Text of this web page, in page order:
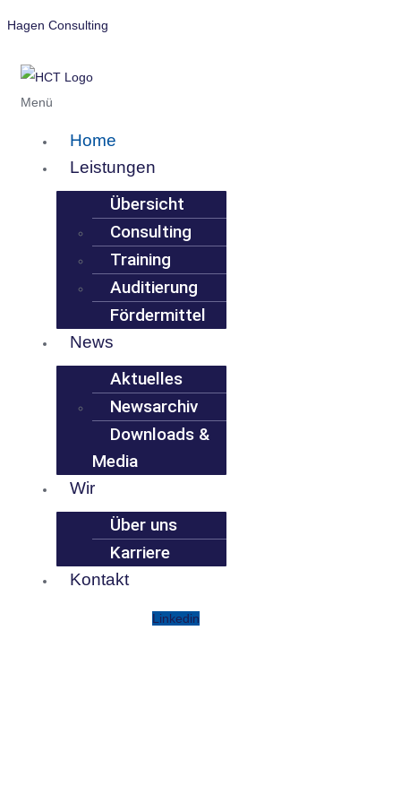
Hagen Consulting
Menü
Home
Leistungen
Übersicht
Consulting
Training
Auditierung
Fördermittel
News
Aktuelles
Newsarchiv
Downloads &
Media
Wir
Über uns
Karriere
Kontakt
Linkedin